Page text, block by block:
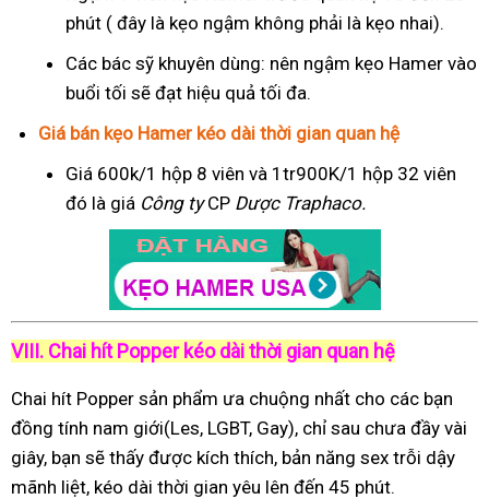
phút ( đây là kẹo ngậm không phải là kẹo nhai).
Các bác sỹ khuyên dùng: nên ngậm kẹo Hamer vào
buổi tối sẽ đạt hiệu quả tối đa.
Giá bán kẹo Hamer kéo dài thời gian quan hệ
Giá 600k/1 hộp 8 viên và 1tr900K/1 hộp 32 viên
đó là giá Công tyCP Dược Traphaco.
VIII. Chai hít Popper kéo dài thời gian quan hệ
Chai hít Popper sản phẩm ưa chuộng nhất cho các bạn
đồng tính nam giới(Les, LGBT, Gay), chỉ sau chưa đầy vài
giây, bạn sẽ thấy được kích thích, bản năng sex trỗi dậy
mãnh liệt, kéo dài thời gian yêu lên đến 45 phút.